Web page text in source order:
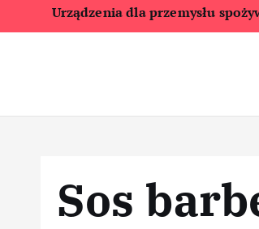
t
Urządzenia dla przemysłu
Sos